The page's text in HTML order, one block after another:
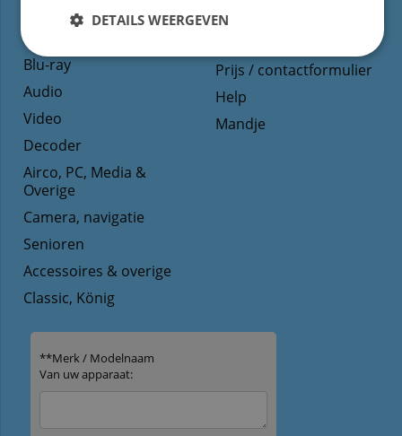
Voorwaarden/Levertijd
Prijs / contactformulier
Help
Mandje
Dvd
Blu-ray
Audio
Video
Decoder
Airco, PC, Media &
Overige
Camera, navigatie
Senioren
Accessoires & overige
Classic, König
DETAILS WEERGEVEN